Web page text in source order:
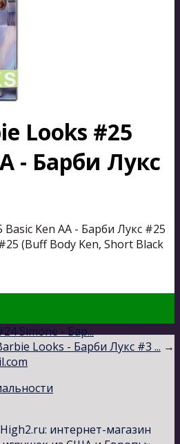
Looks #25
- Барби Лукс
Ken AA - Барби Лукс #25
(Buff Body Ken, Short Black
Simone - Бар...
Looks - Барби Лукс #3 ... →
интернет-магазин